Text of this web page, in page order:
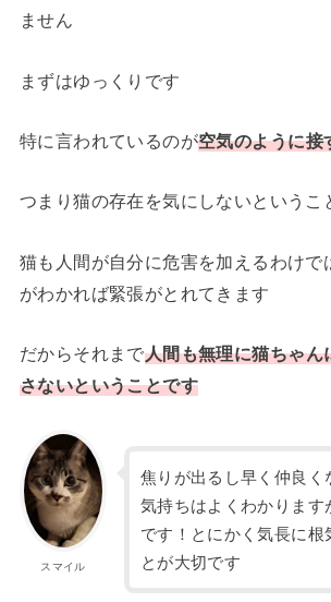
ません
まずはゆっくりです
特に言われているのが空気のように接
つまり猫の存在を気にしないというこ
猫も人間が自分に危害を加えるわけで
がわかれば緊張がとれてきます
だからそれまで人間も無理に猫ちゃん
さないということです
スマイル
焦りが出るし早く仲良く
気持ちはよくわかります
です！とにかく気長に根
とが大切です